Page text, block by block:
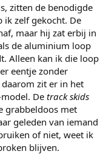
zitten de benodigde
ik zelf gekocht. De
maar hij zat erbij in
de aluminium loop
Alleen kan ik die loop
eentje zonder
zit er in het
De track skids
grabbeldoos met
geleden van iemand
of niet, weet ik
blijven.